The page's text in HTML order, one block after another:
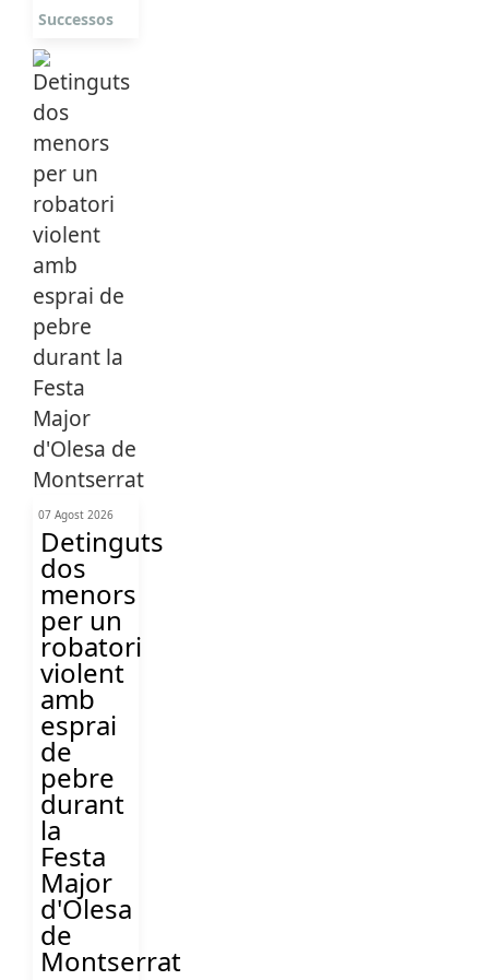
Successos
07 Agost 2026
Detinguts
dos
menors
per un
robatori
violent
amb
esprai
de
pebre
durant
la
Festa
Major
d'Olesa
de
Montserrat